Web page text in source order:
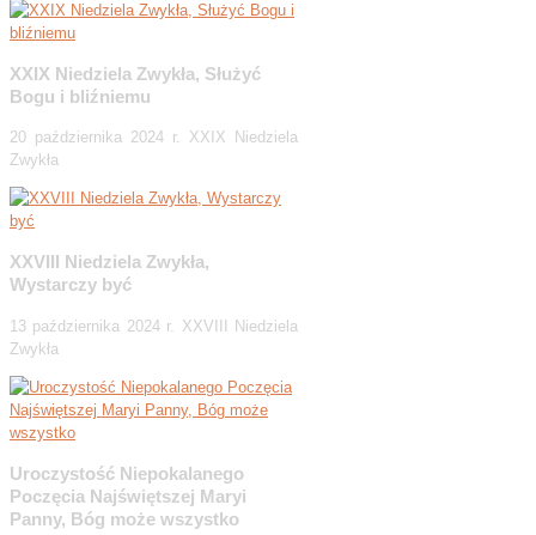
XXIX Niedziela Zwykła, Służyć
Bogu i bliźniemu
20 października 2024 r. XXIX Niedziela
Zwykła
XXVIII Niedziela Zwykła,
Wystarczy być
13 października 2024 r. XXVIII Niedziela
Zwykła
Uroczystość Niepokalanego
Poczęcia Najświętszej Maryi
Panny, Bóg może wszystko